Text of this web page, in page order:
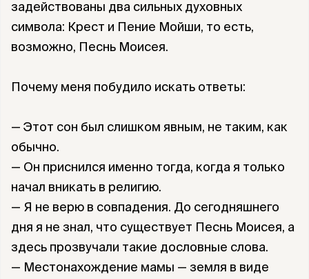
задействованы два сильных духовных
символа: Крест и Пение Мойши, то есть,
возможно, Песнь Моисея.
Почему меня побудило искать ответы:
— Этот сон был слишком явным, не таким, как
обычно.
— Он приснился именно тогда, когда я только
начал вникать в религию.
— Я не верю в совпадения. До сегодняшнего
дня я не знал, что существует Песнь Моисея, а
здесь прозвучали такие дословные слова.
— Местонахождение мамы — земля в виде